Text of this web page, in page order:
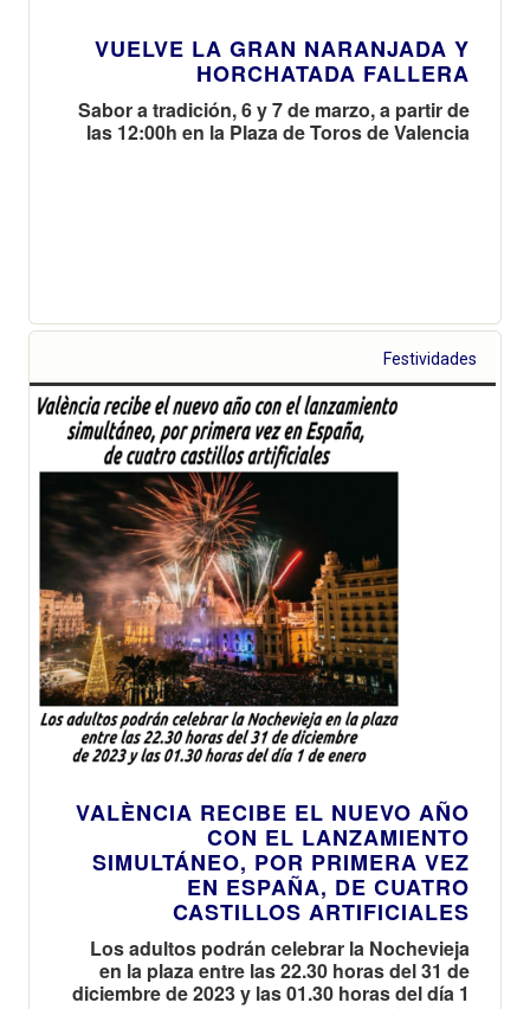
VUELVE LA GRAN NARANJADA Y
HORCHATADA FALLERA
Sabor a tradición, 6 y 7 de marzo, a partir de
las 12:00h en la Plaza de Toros de Valencia
Festividades
VALÈNCIA RECIBE EL NUEVO AÑO
CON EL LANZAMIENTO
SIMULTÁNEO, POR PRIMERA VEZ
EN ESPAÑA, DE CUATRO
CASTILLOS ARTIFICIALES
Los adultos podrán celebrar la Nochevieja
en la plaza entre las 22.30 horas del 31 de
diciembre de 2023 y las 01.30 horas del día 1